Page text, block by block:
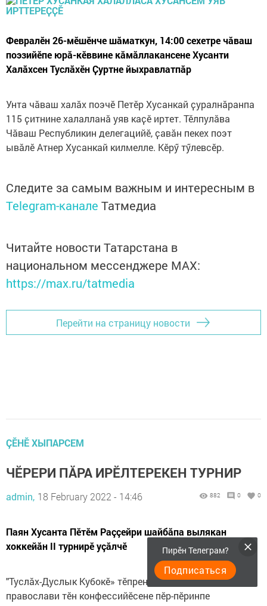
Февралӗн 26-мӗшӗнче шӑматкун, 14:00 сехетре чӑваш
поэзийӗпе юрӑ-кӗввине кӑмӑллакансене Хусанти
Халӑхсен Туслӑхӗн Ҫуртне йыхравлатпӑр
Унта чӑваш халӑх поэчӗ Петӗр Хусанкай ҫуралнӑранпа
115 ҫитнине халалланӑ уяв каҫӗ иртет. Тӗлпулӑва
Чӑваш Республикин делегацийӗ, ҫавӑн пекех поэт
ывӑлӗ Атнер Хусанкай килмелле. Кӗрӳ тӳлевсӗр.
Следите за самым важным и интересным в
Telegram-канале Татмедиа
Читайте новости Татарстана в
национальном мессенджере MАХ:
https://max.ru/tatmedia
Перейти на страницу новости
ÇӖНӖ ХЫПАРСЕМ
ЧӖРЕРИ ПĂРА ИРӖЛТЕРЕКЕН ТУРНИР
admin, 18 February 2022 - 14:46 882 0 0
Паян Хусанта Пӗтӗм Раççейри шайбăпа вылякан
хоккейăн II турнирӗ уçăлчӗ
​"Туслăх-Дуслык Кубокӗ» тӗпрен илсен мăсăльман тата
православи тӗн конфессийӗсене пӗр-пӗринпе
Пирӗн Телеграм?
Подписаться